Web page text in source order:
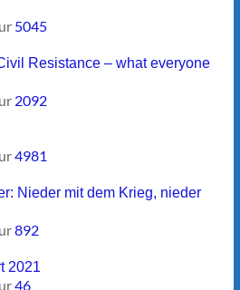
5045
Resistance – what everyone
2092
4981
Nieder mit dem Krieg, nieder
892
2021
46